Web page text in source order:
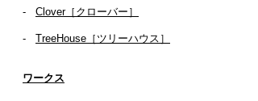
Holidays［ホリデイズ］
Clover［クローバー］